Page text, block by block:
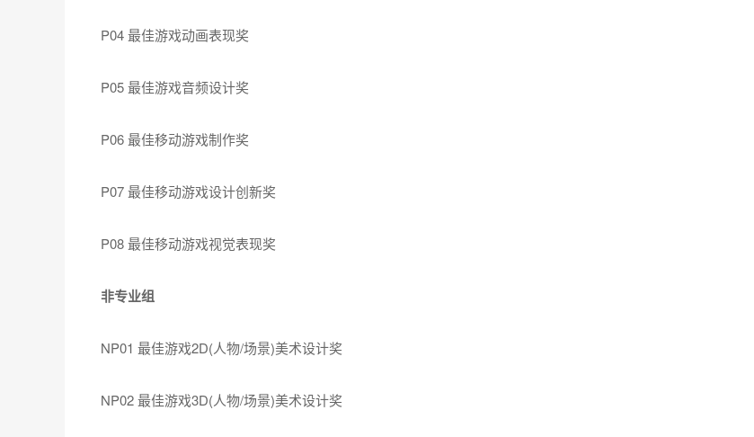
等多种玩法为一身的3D回合制MMORPG游戏。《石器时代：觉醒》在还原玩法的基础上做了品质升级，并增加
了新鲜玩法提高可玩性。游戏中有上百种特色宠物，以此为基础的宠物捕捉、宠物进化、宠物PK让玩家获得养